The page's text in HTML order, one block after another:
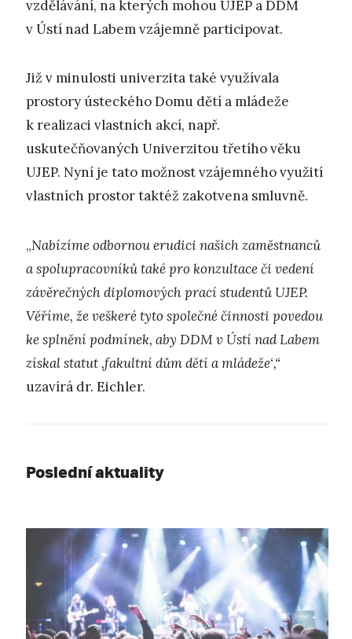
vzdělávání, na kterých mohou UJEP a DDM
v Ústí nad Labem vzájemně participovat.
Již v minulosti univerzita také využívala
prostory ústeckého Domu dětí a mládeže
k realizaci vlastních akcí, např.
uskutečňovaných Univerzitou třetího věku
UJEP. Nyní je tato možnost vzájemného využití
vlastních prostor taktéž zakotvena smluvně.
„Nabízíme odbornou erudici našichzaměstnanců
a spolupracovníků také pro konzultace či vedení
závěrečných diplomových prací studentů UJEP.
Věříme, že veškeré tyto společné činnosti povedou
ke splnění podmínek, aby DDM v Ústí nad Labem
získal statut‚fakultní dům dětí a mládeže‘,“
uzavírá dr. Eichler.
Poslední aktuality